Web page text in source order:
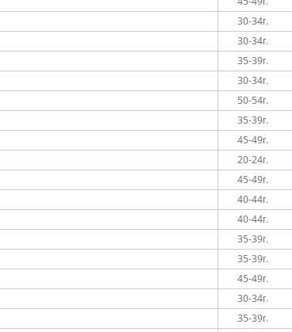
30-34г.
30-34г.
35-39г.
30-34г.
50-54г.
35-39г.
45-49г.
20-24г.
45-49г.
40-44г.
40-44г.
35-39г.
35-39г.
45-49г.
30-34г.
35-39г.